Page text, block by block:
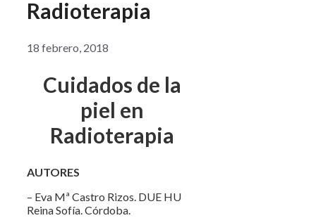
Radioterapia
18 febrero, 2018
Cuidados de la
piel en
Radioterapia
AUTORES
– Eva Mª Castro Rizos. DUE HU
Reina Sofía. Córdoba.